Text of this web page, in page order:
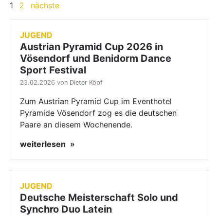
1 2 nächste
JUGEND
Austrian Pyramid Cup 2026 in
Vösendorf und Benidorm Dance
Sport Festival
23.02.2026 von Dieter Köpf
Zum Austrian Pyramid Cup im Eventhotel
Pyramide Vösendorf zog es die deutschen
Paare an diesem Wochenende.
weiterlesen
JUGEND
Deutsche Meisterschaft Solo und
Synchro Duo Latein